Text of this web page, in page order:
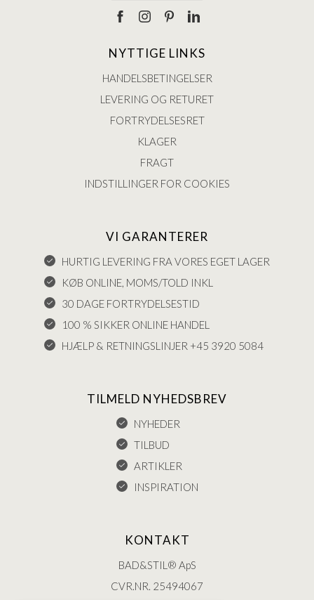
NYTTIGE LINKS
HANDELSBETINGELSER
LEVERING OG RETURET
FORTRYDELSESRET
KLAGER
FRAGT
INDSTILLINGER FOR COOKIES
VI GARANTERER
HURTIG LEVERING FRA VORES EGET LAGER
KØB ONLINE, MOMS/TOLD INKL
30 DAGE FORTRYDELSESTID
100 % SIKKER ONLINE HANDEL
HJÆLP & RETNINGSLINJER +45 3920 5084
TILMELD NYHEDSBREV
NYHEDER
TILBUD
ARTIKLER
INSPIRATION
KONTAKT
BAD&STIL® ApS
CVR.NR. 25494067